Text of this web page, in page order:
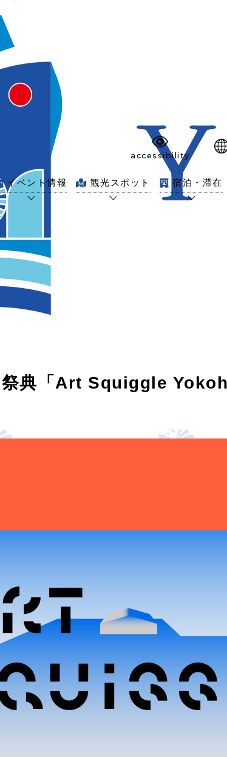
イベント情報 観光スポット 宿泊・滞在
典「Art Squiggle